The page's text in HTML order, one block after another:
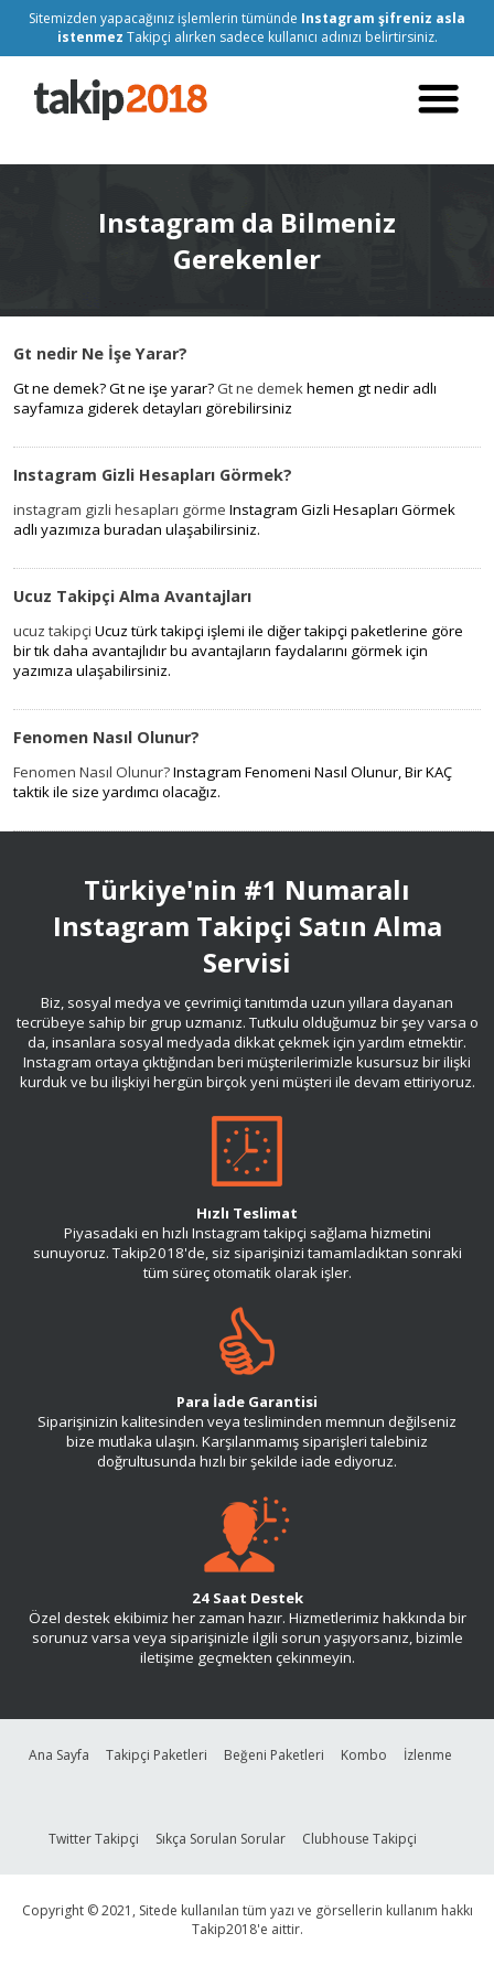
Sitemizden yapacağınız işlemlerin tümünde Instagram şifreniz asla
istenmez Takipçi alırken sadece kullanıcı adınızı belirtirsiniz.
Instagram da Bilmeniz
Gerekenler
Gt nedir Ne İşe Yarar?
Gt ne demek? Gt ne işe yarar? Gt ne demekhemen gt nedir adlı
sayfamıza giderek detayları görebilirsiniz
Instagram Gizli Hesapları Görmek?
instagram gizli hesapları görme Instagram Gizli Hesapları Görmek
adlı yazımıza buradan ulaşabilirsiniz.
Ucuz Takipçi Alma Avantajları
ucuz takipçi Ucuz türk takipçi işlemi ile diğer takipçi paketlerine göre
bir tık daha avantajlıdır bu avantajların faydalarını görmek için
yazımıza ulaşabilirsiniz.
Fenomen Nasıl Olunur?
Fenomen Nasıl Olunur?Instagram Fenomeni Nasıl Olunur, Bir KAÇ
taktik ile size yardımcı olacağız.
Türkiye'nin #1 Numaralı
Instagram Takipçi Satın Alma
Servisi
Biz, sosyal medya ve çevrimiçi tanıtımda uzun yıllara dayanan
tecrübeye sahip bir grup uzmanız. Tutkulu olduğumuz bir şey varsa o
da, insanlara sosyal medyada dikkat çekmek için yardım etmektir.
Instagram ortaya çıktığından beri müşterilerimizle kusursuz bir ilişki
kurduk ve bu ilişkiyi hergün birçok yeni müşteri ile devam ettiriyoruz.
Hızlı Teslimat
Piyasadaki en hızlı Instagram takipçi sağlama hizmetini
sunuyoruz. Takip2018'de, siz siparişinizi tamamladıktan sonraki
tüm süreç otomatik olarak işler.
Para İade Garantisi
Siparişinizin kalitesinden veya tesliminden memnun değilseniz
bize mutlaka ulaşın. Karşılanmamış siparişleri talebiniz
doğrultusunda hızlı bir şekilde iade ediyoruz.
24 Saat Destek
Özel destek ekibimiz her zaman hazır. Hizmetlerimiz hakkında bir
sorunuz varsa veya siparişinizle ilgili sorun yaşıyorsanız, bizimle
iletişime geçmekten çekinmeyin.
Ana Sayfa Takipçi Paketleri Beğeni Paketleri Kombo İzlenme
Twitter Takipçi Sıkça Sorulan Sorular Clubhouse Takipçi
Copyright © 2021, Sitede kullanılan tüm yazı ve görsellerin kullanım hakkı
Takip2018'e aittir.